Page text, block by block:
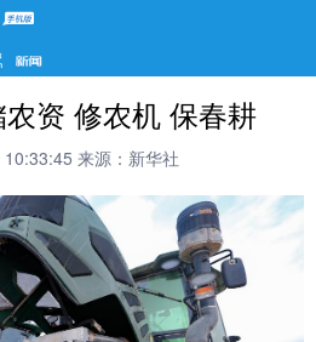
资 修农机 保春耕
来源：新华社